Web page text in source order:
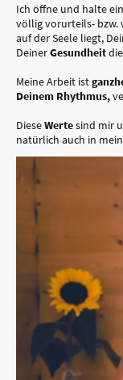
Ich öffne und halte
völlig vorurteils- bzw.
auf derSeele liegt,
DeinerGesundheit
Meine Arbeit ist
Deinem Rhythmus,
DieseWertesind mir
natürlich auch in